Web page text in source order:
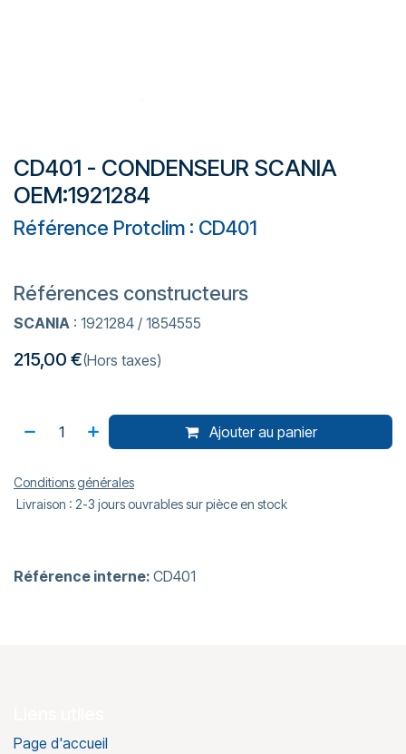
CD401 - CONDENSEUR SCANIA
OEM:1921284
Référence Protclim : CD401
Références constructeurs
SCANIA : 1921284 / 1854555
215,00 €(Hors taxes)
Ajouter au panier
Conditions générales
Livraison : 2-3 jours ouvrables sur pièce en stock
Référence interne: CD401
Page d'accueil